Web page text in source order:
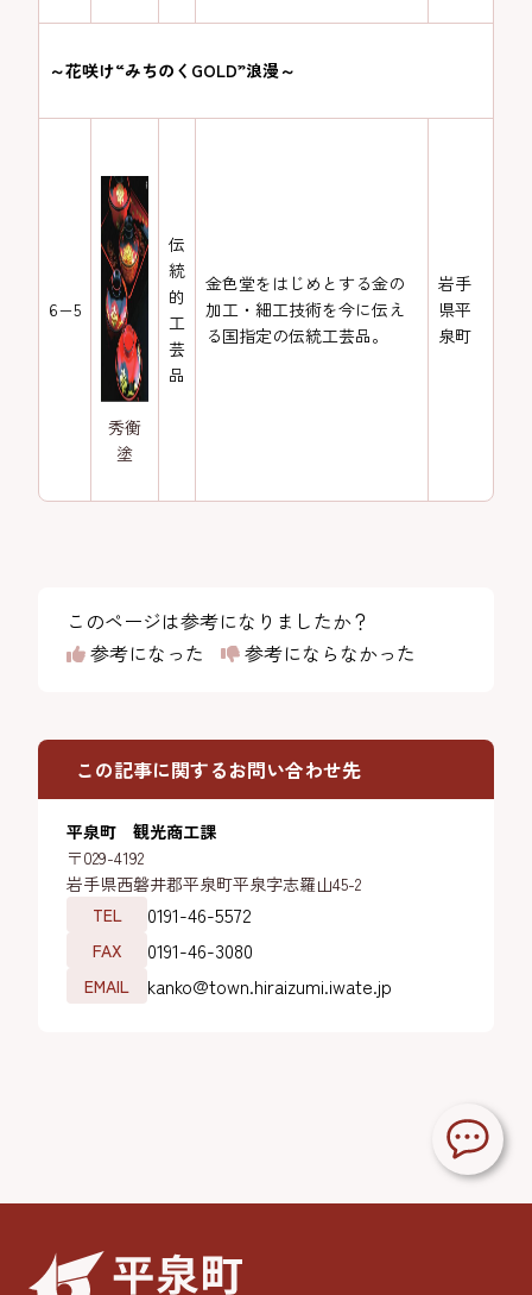
～花咲け“みちのくGOLD”浪漫～
6−5
秀衡
塗
伝
統
的
工
芸
品
金色堂をはじめとする金の
加工・細工技術を今に伝え
る国指定の伝統工芸品。
岩手
県平
泉町
このページは参考になりましたか？
参考になった
参考にならなかった
この記事に関するお問い合わせ先
平泉町 観光商工課
〒029-4192
岩手県西磐井郡平泉町平泉字志羅山45-2
TEL
0191-46-5572
FAX 0191-46-3080
EMAIL kanko@town.hiraizumi.iwate.jp